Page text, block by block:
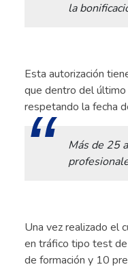
la
Esta autorización
que dentro del
respetando la fecha
Más de 25
Una vez realizado el
en tráfico tipo test
de formación y 10